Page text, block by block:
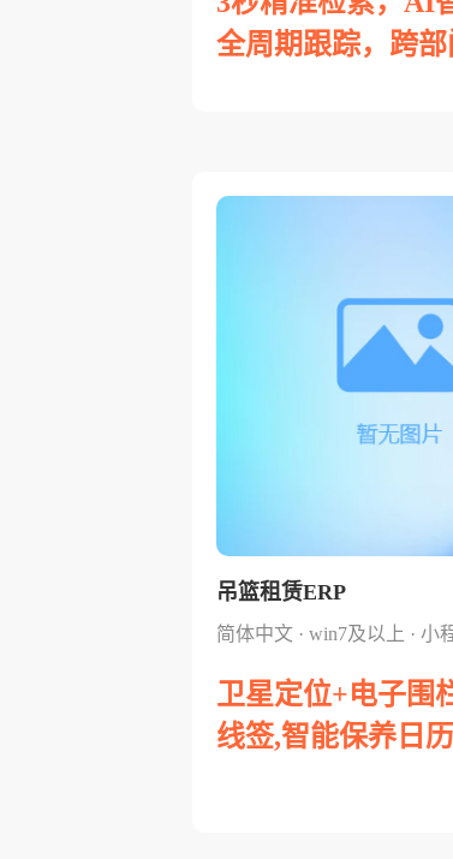
全周期跟踪，跨部
吊篮租赁ERP
简体中文 · win7及以上 · 小
卫星定位+电子围
线签,智能保养日历